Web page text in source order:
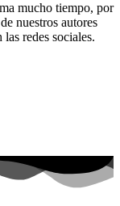
mucho tiempo, por
nuestros autores
redes sociales.